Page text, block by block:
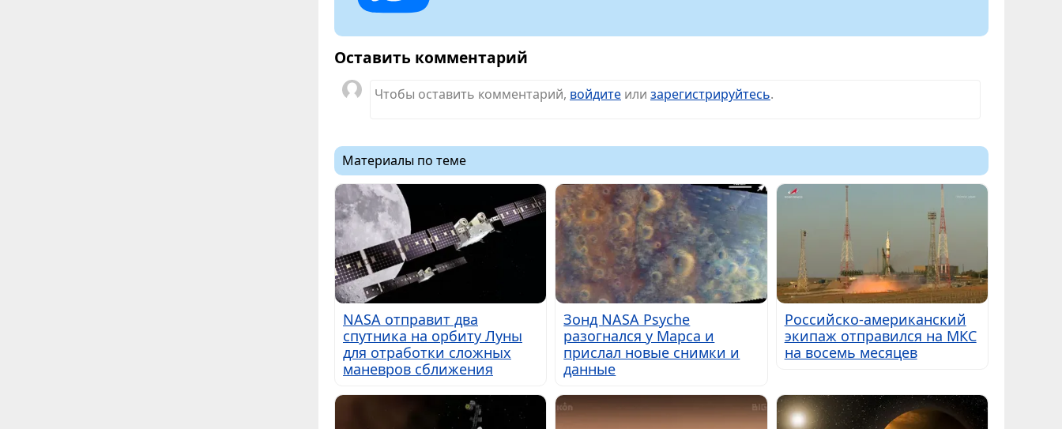
Оставить комментарий
Чтобы оставить комментарий, войдите или зарегистрируйтесь.
Материалы по теме
NASA отправит два
спутника на орбиту Луны
для отработки сложных
маневров сближения
Зонд NASA Psyche
разогнался у Марса и
прислал новые снимки и
данные
Российско-американский
экипаж отправился на МКС
на восемь месяцев